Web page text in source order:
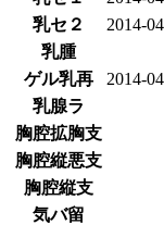
乳セ２
2014-
乳腫
ゲル乳再
2014-
乳腺ラ
胸腔拡胸支
胸腔縦悪支
胸腔縦支
気バ留